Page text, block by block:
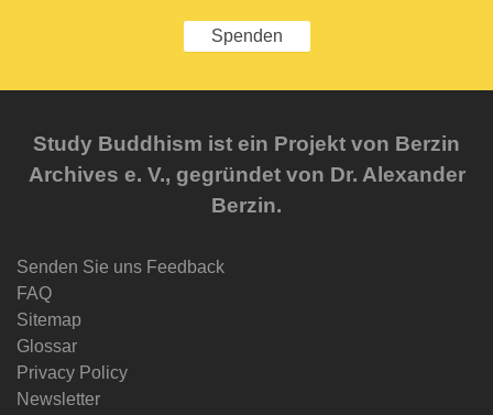
Spenden
Study Buddhism ist ein Projekt von Berzin
Archives e. V., gegründet von Dr. Alexander
Berzin.
Senden Sie uns Feedback
FAQ
Sitemap
Glossar
Privacy Policy
Newsletter